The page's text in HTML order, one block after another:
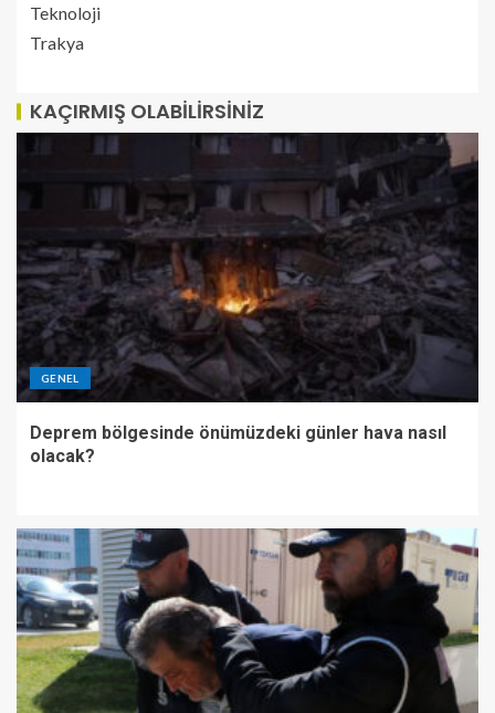
Teknoloji
Trakya
KAÇIRMIŞ OLABILIRSINIZ
GENEL
Deprem bölgesinde önümüzdeki günler hava nasıl
olacak?